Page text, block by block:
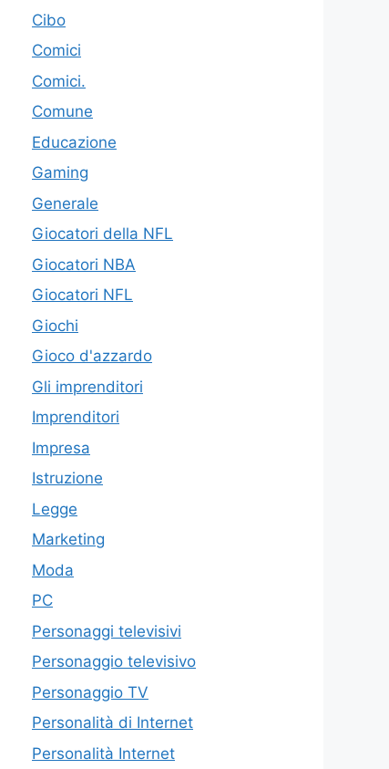
Cibo
Comici
Comici.
Comune
Educazione
Gaming
Generale
Giocatori della NFL
Giocatori NBA
Giocatori NFL
Giochi
Gioco d'azzardo
Gli imprenditori
Imprenditori
Impresa
Istruzione
Legge
Marketing
Moda
PC
Personaggi televisivi
Personaggio televisivo
Personaggio TV
Personalità di Internet
Personalità Internet